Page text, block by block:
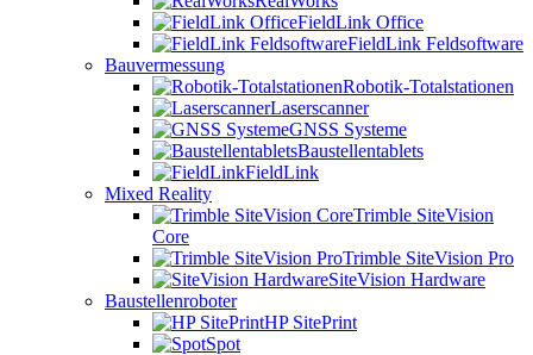
FieldLink Office
FieldLink Feldsoftware
Bauvermessung
Robotik-Totalstationen
Laserscanner
GNSS Systeme
Baustellentablets
FieldLink
Mixed Reality
Trimble SiteVision
Core
Trimble SiteVision Pro
SiteVision Hardware
Baustellenroboter
HP SitePrint
Spot